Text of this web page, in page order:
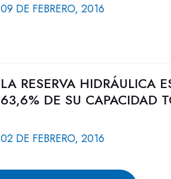
09 DE FEBRERO, 2016
LA RESERVA HIDRÁULICA
63,6% DE SU CAPACIDAD
02 DE FEBRERO, 2016